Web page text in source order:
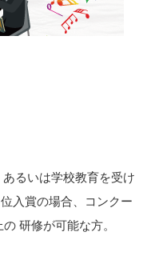
るいは学校教育を受け
入賞の場合、コンクー
研修が可能な方。